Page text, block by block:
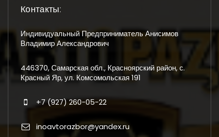
Контакты:
Индивидуальный Предприниматель Анисимов
Владимир Александрович
446370, Самарская обл., Красноярский район, с.
Красный Яр, ул. Комсомольская 191
+7 (927) 260-05-22
inoavtorazbor@yandex.ru